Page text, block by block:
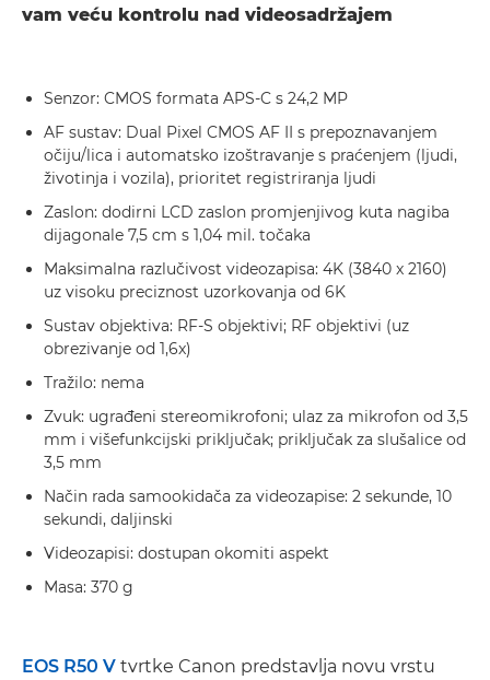
vam veću kontrolu nad videosadržajem
Senzor: CMOS formata APS-C s 24,2 MP
AF sustav: Dual Pixel CMOS AF II s prepoznavanjem
očiju/lica i automatsko izoštravanje s praćenjem (ljudi,
životinja i vozila), prioritet registriranja ljudi
Zaslon: dodirni LCD zaslon promjenjivog kuta nagiba
dijagonale 7,5 cm s 1,04 mil. točaka
Maksimalna razlučivost videozapisa: 4K (3840 x 2160)
uz visoku preciznost uzorkovanja od 6K
Sustav objektiva: RF-S objektivi; RF objektivi (uz
obrezivanje od 1,6x)
Tražilo: nema
Zvuk: ugrađeni stereomikrofoni; ulaz za mikrofon od 3,5
mm i višefunkcijski priključak; priključak za slušalice od
3,5 mm
Način rada samookidača za videozapise: 2 sekunde, 10
sekundi, daljinski
Videozapisi: dostupan okomiti aspekt
Masa: 370 g
EOS R50 V tvrtke Canon predstavlja novu vrstu